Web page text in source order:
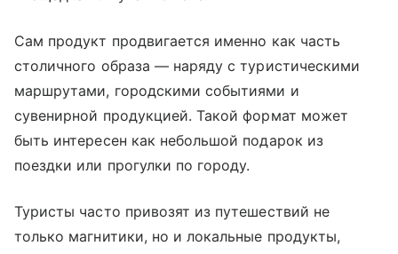
Сам продукт продвигается именно как часть
столичного образа — наряду с туристическими
маршрутами, городскими событиями и
сувенирной продукцией. Такой формат может
быть интересен как небольшой подарок из
поездки или прогулки по городу.
Туристы часто привозят из путешествий не
только магнитики, но и локальные продукты,